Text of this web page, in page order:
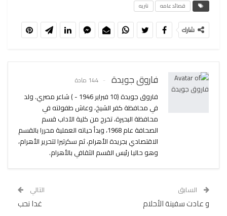
قصائد عامه نثريه
شارك
فاروق جويدة 144 مادة
فاروق جويدة (10 فبراير 1946 - ) شاعر مصري. ولد
في محافظة كفر الشيخ، وعاش طفولته في
محافظة البحيرة، تخرج من كلية الآداب قسم
الصحافة عام 1968، وبدأ حياته العملية محررا بالقسم
الاقتصادي بجريدة الأهرام، ثم سكرتيرا لتحرير الأهرام،
وهو حاليا رئيس القسم الثقافي بالأهرام.
السابق
و عادت سفينة الأحلام
التالي
غدا نحب